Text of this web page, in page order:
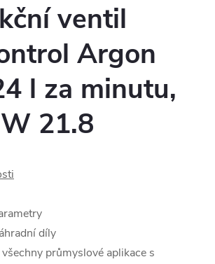
ventil
Argon
l za minutu,
21.8
díly
průmyslové aplikace s